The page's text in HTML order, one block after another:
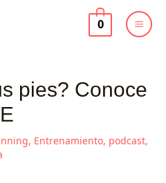
0
pies? Conoce
, Entrenamiento, podcast,